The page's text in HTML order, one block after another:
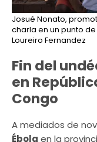
Josué Nonato,
charla en un punto
Loureiro Fernandez
Fin del
en
Congo
A mediados de
Ébola en la